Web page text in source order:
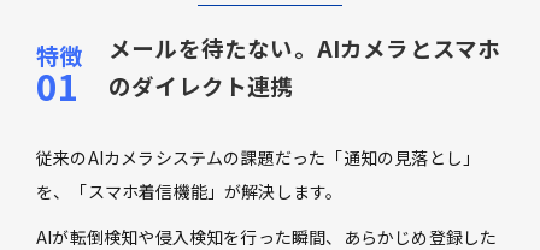
メールを待たない。AIカメラとスマホ
のダイレクト連携
従来のAIカメラシステムの課題だった「通知の見落とし」
を、「スマホ着信機能」が解決します。
AIが転倒検知や侵入検知を行った瞬間、あらかじめ登録した